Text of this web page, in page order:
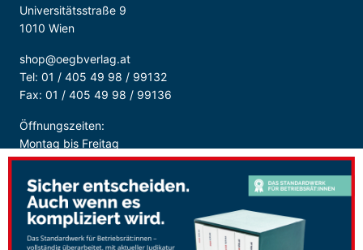
Universitätsstraße 9
1010 Wien
shop@oegbverlag.at
Tel: 01 / 405 49 98 / 99132
Fax: 01 / 405 49 98 / 99136
Öffnungszeiten:
Montag bis Freitag
9:00 - 18:00 Uhr
durchgehend
Sicher Bezahlen: